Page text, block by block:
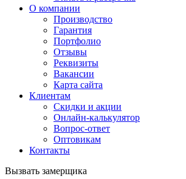
О компании
Производство
Гарантия
Портфолио
Отзывы
Реквизиты
Вакансии
Карта сайта
Клиентам
Скидки и акции
Онлайн-калькулятор
Вопрос-ответ
Оптовикам
Контакты
Вызвать замерщика